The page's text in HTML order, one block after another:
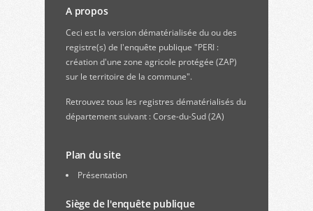
A propos
Ceci est la version dématérialisée du ou des
registre(s) de l'enquête publique "PERI :
création d'une zone agricole protégée (ZAP)
sur le territoire de la commune".
Retrouvez tous les registres dématérialisés du
département suivant : Corse-du-Sud (2A)
Plan du site
Présentation
Siège de l'enquête publique